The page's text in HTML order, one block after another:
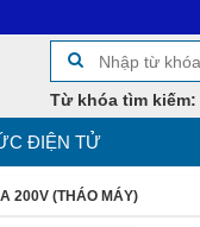
Từ khóa tìm kiếm:
ĐIỆN TỬ
200V (THÁO MÁY)